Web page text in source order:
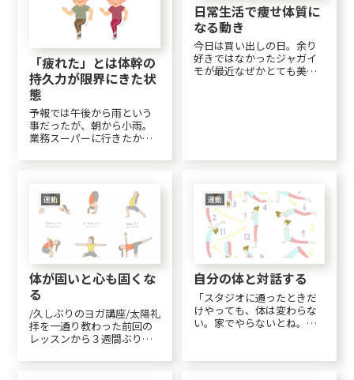
「疲れた」とは体幹の
持久力が限界にきた状
態
予報では午後から雨という
事だったが、朝から小雨。
業務スーパーに行きたかっ
引きこもり。また、歩数が
速さや歩幅を見れば、ほぼ
その人の寿命がわかるスタ
スタと歩ける方は、おおむ
ね10年以上生きられるで...
日常生活で痩せ体質に
なる動き
今日は買い出しの日。余り
好きではなかったジャガイ
モが最近なぜかとても美味
たいというより、体が...
運動
体が固いと心も固くな
る
/久しぶりのヨガ講座/太陽礼
拝を一通り教わった前回の
レッスンから３週間ぶりだ
時間を勘違いし10分の遅
運動
自分の体と対話する
「スタジオに通ったときだ
けやっても、体は変わらな
い。家でやらないとね。」
早めに寝て8時間位寝れたの